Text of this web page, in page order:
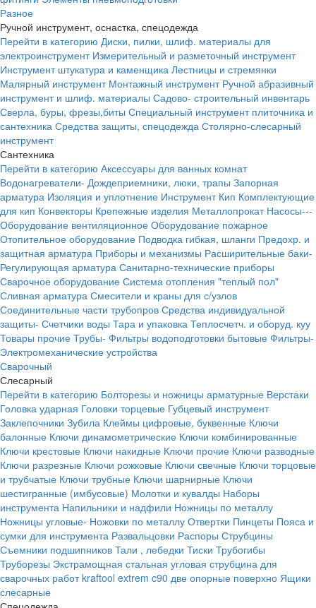
Разное
Ручной инструмент, оснастка, спецодежда
Перейти в категорию Диски, пилки, шлиф. материалы для
электроинструмент Измерительный и разметочный инструмент
Инструмент штукатура и каменщика Лестницы и стремянки
Малярный инструмент Монтажный инструмент Ручной абразивный
инструмент и шлиф. материалы Садово- строительный инвентарь
Сверла, буры, фрезы,биты Специальный инструмент плиточника и
сантехника Средства защиты, спецодежда Столярно-слесарный
инструмент
Сантехника
Перейти в категорию Аксессуары для ванных комнат
Водонагреватели- Дождеприемники, люки, трапы Запорная
арматура Изоляция и уплотнение Инструмент Кип Комплектующие
для кип Конвекторы Крепежные изделия Металлопрокат Насосы---
Оборудование вентиляционное Оборудование пожарное
Отопительное оборудование Подводка гибкая, шланги Предохр. и
защитная арматура Приборы и механизмы Расширительные баки-
Регулирующая арматура Санитарно-технические приборы
Сварочное оборудование Система отопления "теплый пол"
Сливная арматура Смесители и краны для с/узлов
Соединительные части трубопров Средства индивидуальной
защиты- Счетчики воды Тара и упаковка Теплосчетч. и оборуд. куу
Товары прочие Трубы- Фильтры водоподготовки бытовые Фильтры-
Электромеханические устройства
Сварочный
Слесарный
Перейти в категорию Болторезы и ножницы арматурные Верстаки
Головка ударная Головки торцевые Губцевый инструмент
Заклепочники Зубила Клеймы цифровые, буквенные Ключи
балонные Ключи динамометрические Ключи комбинированные
Ключи крестовые Ключи накидные Ключи прочие Ключи разводные
Ключи разрезные Ключи рожковые Ключи свечные Ключи торцовые
и трубчатые Ключи трубные Ключи шарнирные Ключи
шестигранные (имбусовые) Молотки и кувалды Наборы
инструмента Напильники и надфили Ножницы по металлу
Ножницы угловые- Ножовки по металлу Отвертки Пинцеты Пояса и
сумки для инструмента Развальцовки Распоры Струбцины
Съемники подшипников Тали , лебедки Тиски Трубогибы
Труборезы Экстрамощная стальная угловая струбцина для
сварочных работ kraftool extrem c90 две опорные поверхно Ящики
слесарные